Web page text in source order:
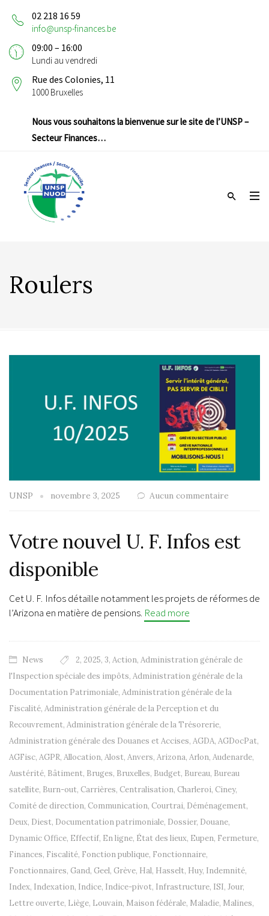
02 218 16 59
info@unsp-finances.be
09:00 – 16:00
Lundi au vendredi
Rue des Colonies, 11
1000 Bruxelles
Nous vous souhaitons la bienvenue sur le site de l’UNSP –
Secteur Finances…
Roulers
UNSP novembre 3, 2025 Aucun commentaire
Votre nouvel U. F. Infos est
disponible
Cet U. F. Infos détaille notamment les projets de réformes de
l’Arizona en matière de pensions. Read more
News 2, 2025, 3, Action, Administration générale de
l'Inspection spéciale des impôts, Administration générale de la
Documentation Patrimoniale, Administration générale de la
Fiscalité, Administration générale de la Perception et du
Recouvrement, Administration générale de la Trésorerie,
Administration générale des Douanes et Accises, AGDA, AGDocPat,
AGFisc, AGPR, Allocation, Alost, Anvers, Arizona, Arlon, Audenarde,
Austérité, Bâtiment, Bruges, Bruxelles, Budget, Bureau, Bureau
satellite, Burn-out, Carrières, Centralisation, Charleroi, Ciney,
Comité de direction, Communication, Courtrai, Déménagement,
Deux, Diest, Documentation patrimoniale, Dossier, Douane,
Dynamic Office, Effectif, En ligne, État des lieux, Eupen, Fermeture,
Finances, Fiscalité, Fonction publique, Fonctionnaire,
Fonctionnaires, Gand, Geel, Grève, Hal, Hasselt, Huy, Indemnité,
Index, Indexation, Indice, Indice-pivot, Infrastructure, ISI, Jour,
Lettre ouverte, Liège, Louvain, Maison fédérale, Maladie, Malines,